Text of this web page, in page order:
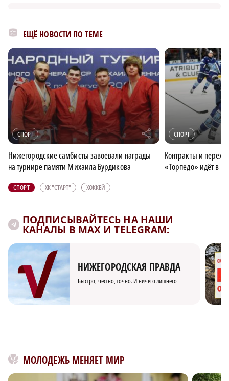
ЕЩЁ НОВОСТИ ПО ТЕМЕ
СПОРТ r
Нижегородские самбисты завоевали награды
на турнире памяти Михаила Бурдикова
СПОРТ
Контракты и
«Торпедо» идёт в
СПОРТ ХК "СТАРТ" ХОККЕЙ
ПОДПИСЫВАЙТЕСЬ НА НАШИ
КАНАЛЫ В MAX И TELEGRAM:
НИЖЕГОРОДСКАЯ ПРАВДА
Быстро, честно, точно. И ничего лишнего
МОЛОДЕЖЬ МЕНЯЕТ МИР